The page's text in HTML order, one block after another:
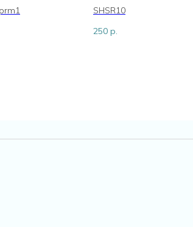
SHSR10
250 р.